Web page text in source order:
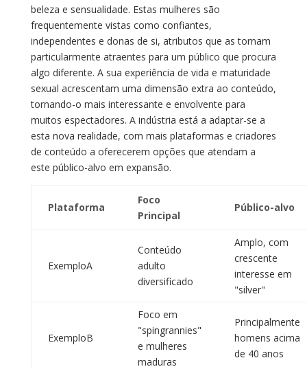
beleza e sensualidade. Estas mulheres são
frequentemente vistas como confiantes,
independentes e donas de si, atributos que as tornam
particularmente atraentes para um público que procura
algo diferente. A sua experiência de vida e maturidade
sexual acrescentam uma dimensão extra ao conteúdo,
tornando-o mais interessante e envolvente para
muitos espectadores. A indústria está a adaptar-se a
esta nova realidade, com mais plataformas e criadores
de conteúdo a oferecerem opções que atendam a
este público-alvo em expansão.
Plataforma
Foco
Principal
Público-alvo
ExemploA
Conteúdo
adulto
diversificado
Amplo, com
crescente
interesse em
"silver"
ExemploB
Foco em
"spingrannies"
e mulheres
maduras
Principalmente
homens acima
de 40 anos